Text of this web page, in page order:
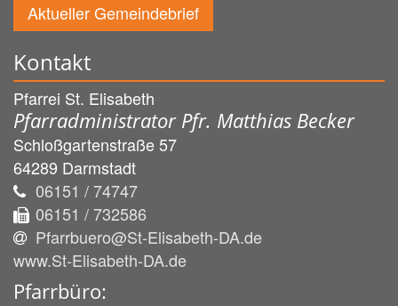
Aktueller Gemeindebrief
Kontakt
Pfarrei St. Elisabeth
Pfarradministrator Pfr. Matthias Becker
Schloßgartenstraße 57
64289 Darmstadt
06151 / 74747
06151 / 732586
Pfarrbuero@St-Elisabeth-DA.de
www.St-Elisabeth-DA.de
Pfarrbüro: